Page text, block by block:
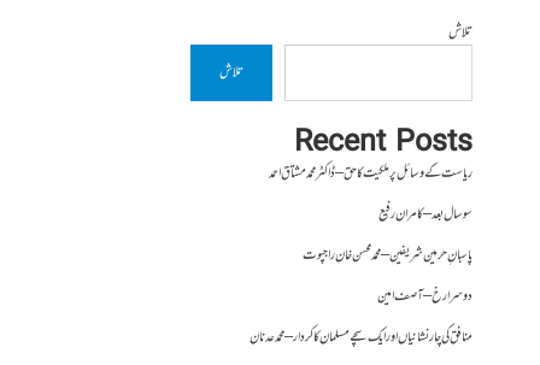
تلاش
تلاش
Recent Posts
ریاست کے وسائل پر ملکیت کا حق – ڈاکٹر محمد مشتاق احمد
سو سال بعد – کامران رفیع
پاسبانِ حرمین شریفین – محمد محسن خان راجپوت
دوسرا رخ – آصف امین
منافق کی چار نشانیاں اور ایک سچے مسلمان کا کردار – محمد عدنان